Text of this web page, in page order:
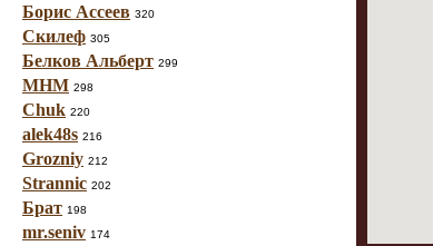
Борис Ассеев 320
Скилеф 305
Белков Альберт 299
МНМ 298
Chuk 220
alek48s 216
Grozniy 212
Strannic 202
Брат 198
mr.seniv 174